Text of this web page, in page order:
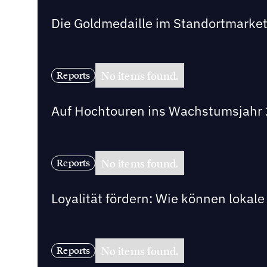
Die Goldmedaille im
Reports No items found.
Auf Hochtouren ins
Reports No items found.
Loyalität fördern: Wie können
Reports No items found.